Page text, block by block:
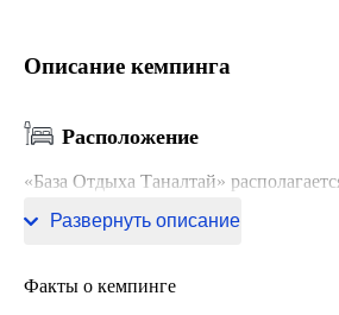
Описание кемпинга
Расположение
«База Отдыха Таналтай»
Развернуть описание
Факты о кемпинге